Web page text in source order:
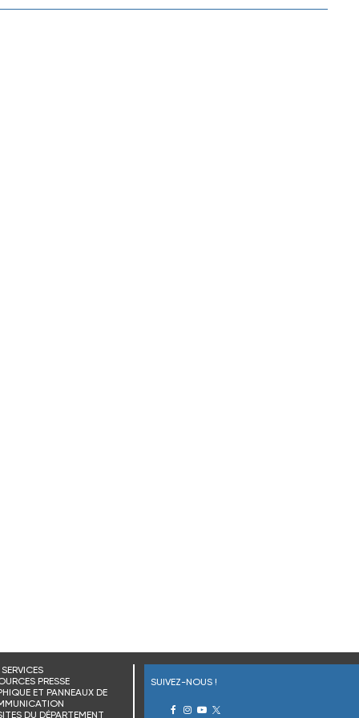
SERVICES
PRESSE
ET PANNEAUX DE
DU DÉPARTEMENT
SUIVEZ-NOUS !